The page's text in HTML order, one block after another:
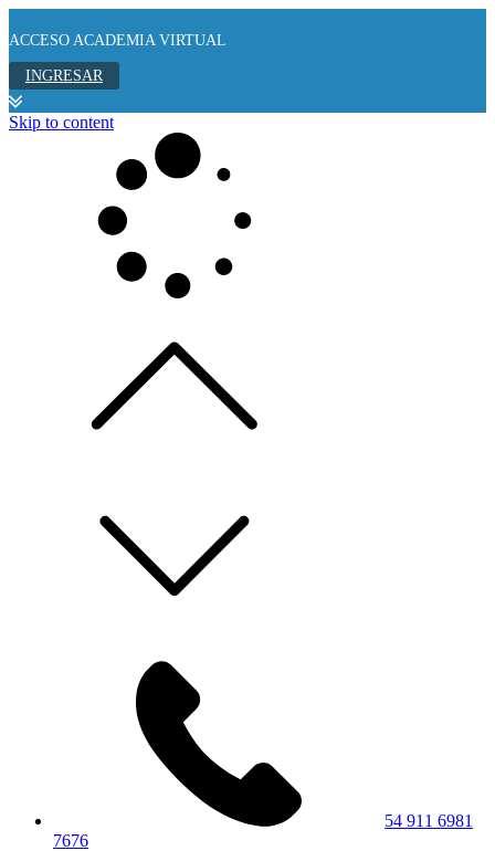
ACCESO ACADEMIA VIRTUAL
INGRESAR
Skip to content
54 911 6981
7676